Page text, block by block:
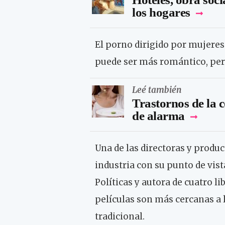
los hogares
El porno dirigido por
puede ser más romántico,
Leé también
Trastornos de la
de alarma
Una de las directoras y
industria con su punto de
Políticas y autora de cuatro
películas son más cercanas
tradicional.